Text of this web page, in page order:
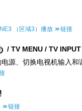
（区域3）播放
链接
/ TV MENU / TV INPUT
源、切换电视机输入和
链接